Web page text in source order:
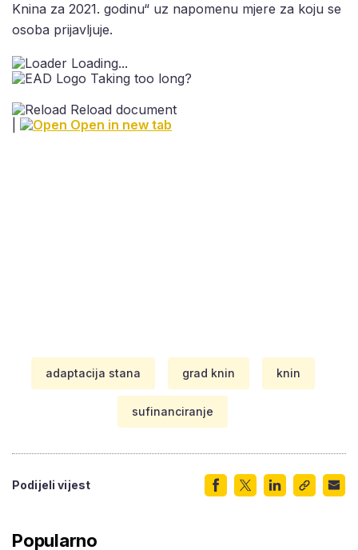
Knina za 2021. godinu“ uz napomenu mjere za koju se
osoba prijavljuje.
Loading...
Taking too long?
Reload document
Open in new tab
adaptacija stana grad knin knin
sufinanciranje
Podijeli vijest
Popularno